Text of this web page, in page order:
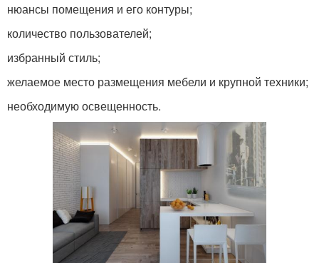
нюансы помещения и его контуры;
количество пользователей;
избранный стиль;
желаемое место размещения мебели и крупной техники;
необходимую освещенность.